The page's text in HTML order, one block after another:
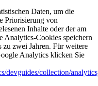
Daten, um die
Priorisierung von
Inhalte oder der am
Analytics-Cookies speichern
zwei Jahren. Für weitere
Analytics klicken Sie
devguides/collection/